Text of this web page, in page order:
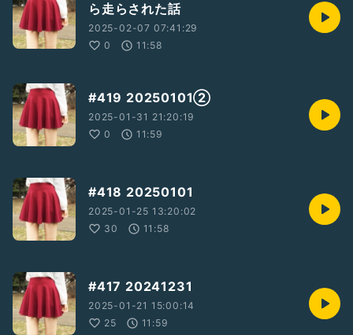
ら走らされた話
2025-02-07 07:41:29
0
11:58
#419 20250101②
2025-01-31 21:20:19
0
11:59
#418 20250101
2025-01-25 13:20:02
30
11:58
#417 20241231
2025-01-21 15:00:14
25
11:59